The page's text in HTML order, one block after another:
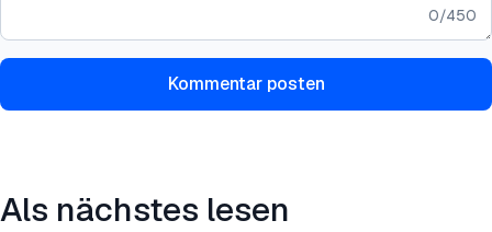
0/450
Kommentar posten
Als nächstes lesen